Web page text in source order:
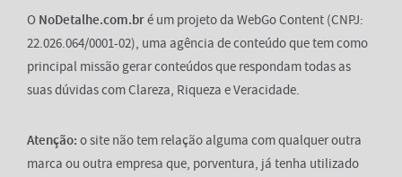
O NoDetalhe.com.bré um projeto da WebGo Content (CNPJ:
22.026.064/0001-02), uma agência de conteúdo que tem como
principal missão gerar conteúdos que respondam todas as
suas dúvidas com Clareza, Riqueza e Veracidade.
Atenção: o site não tem relação alguma com qualquer outra
marca ou outra empresa que, porventura, já tenha utilizado